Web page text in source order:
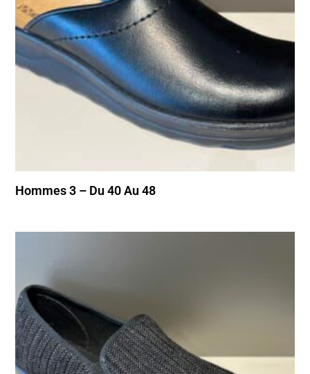
Hommes 3 – Du 40 Au 48